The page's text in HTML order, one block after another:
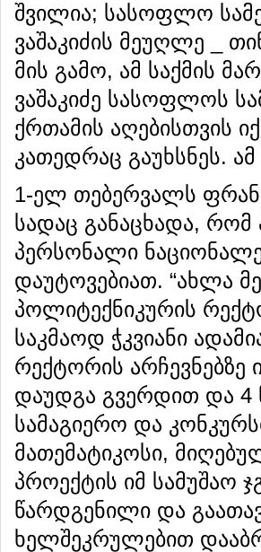
შვილია; სასოფლო
ვაშაკიძის მეუღლე _
მის გამო, ამ საქმის
ვაშაკიძე სასოფლოს
ქრთამის აღებისთვის
კათედრაც გაუხსნეს.
1-ელ თებერვალს
სადაც განაცხადა,
პერსონალი
დაუტოვებიათ. “ახლა
პოლიტექნიკურის
საკმაოდ ჭკვიანი
რექტორის
დაუდგა გვერდით და 4
სამაგიერო და
მათემატიკოსი,
პროექტის იმ სამუშაო
წარდგენილი და
ხელშეკრულებით